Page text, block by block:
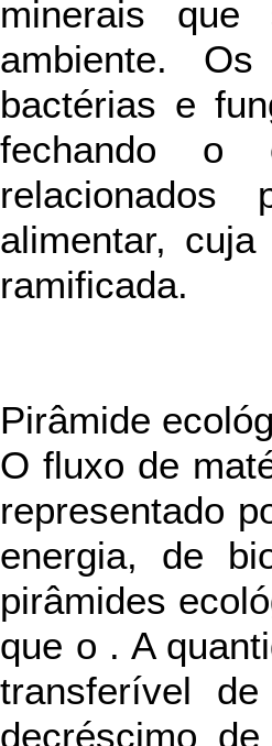
minerais que
ambiente. Os
bactérias e
fechando o
alimentar,
ramificada.
Pirâmide
O fluxo de
representado
energia, de
pirâmides
que o . A
transferível
decréscimo